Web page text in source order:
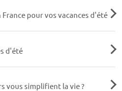
pour vos vacances d'été
d'été
vous simplifient la vie ?